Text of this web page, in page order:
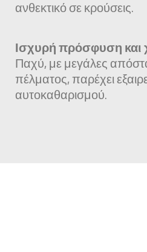
ανθεκτικό σε κρούσεις.
Ισχυρή πρόσφυση και
Παχύ, με μεγάλες
πέλματος, παρέχει
αυτοκαθαρισμού.